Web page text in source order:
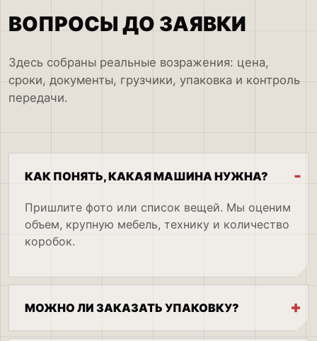
ВОПРОСЫ ДО ЗАЯВКИ
Здесь собраны реальные возражения: цена,
сроки, документы, грузчики, упаковка и контроль
передачи.
КАК ПОНЯТЬ, КАКАЯ МАШИНА НУЖНА?
Пришлите фото или список вещей. Мы оценим
объем, крупную мебель, технику и количество
коробок.
МОЖНО ЛИ ЗАКАЗАТЬ УПАКОВКУ?